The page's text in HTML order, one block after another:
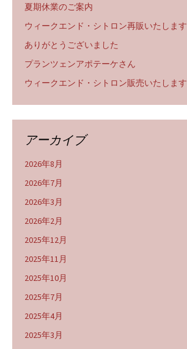
夏期休業のご案内
ウィークエンド・シトロン再販いたします
ありがとうございました
プランツェンアポテーケさん
ウィークエンド・シトロン販売いたします
アーカイブ
2026年8月
2026年7月
2026年3月
2026年2月
2025年12月
2025年11月
2025年10月
2025年7月
2025年4月
2025年3月